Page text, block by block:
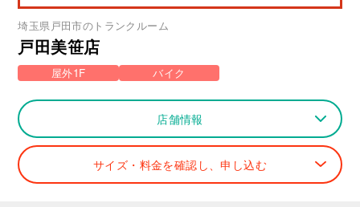
埼玉県戸田市のトランクルーム
戸田美笹店
屋外1F バイク
店舗情報
サイズ・料金を確認し、申し込む